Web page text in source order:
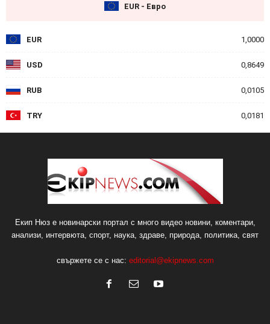
EUR - Евро
EUR 1,0000
USD 0,8649
RUB 0,0105
TRY 0,0181
Екип Нюз е новинарски портал с много видео новини, коментари,
анализи, интервюта, спорт, наука, здраве, природа, политика, свят
свържете се с нас: editorial@ekipnews.com